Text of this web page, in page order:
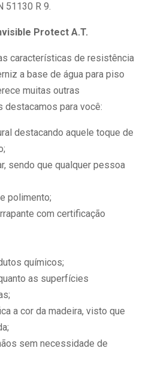
51130 R 9.
Protect A.T.
características de resistência
a base de água para piso
muitas outras
destacamos para você:
destacando aquele toque de
sendo que qualquer pessoa
polimento;
com certificação
químicos;
as superfícies
a cor da madeira, visto que
sem necessidade de